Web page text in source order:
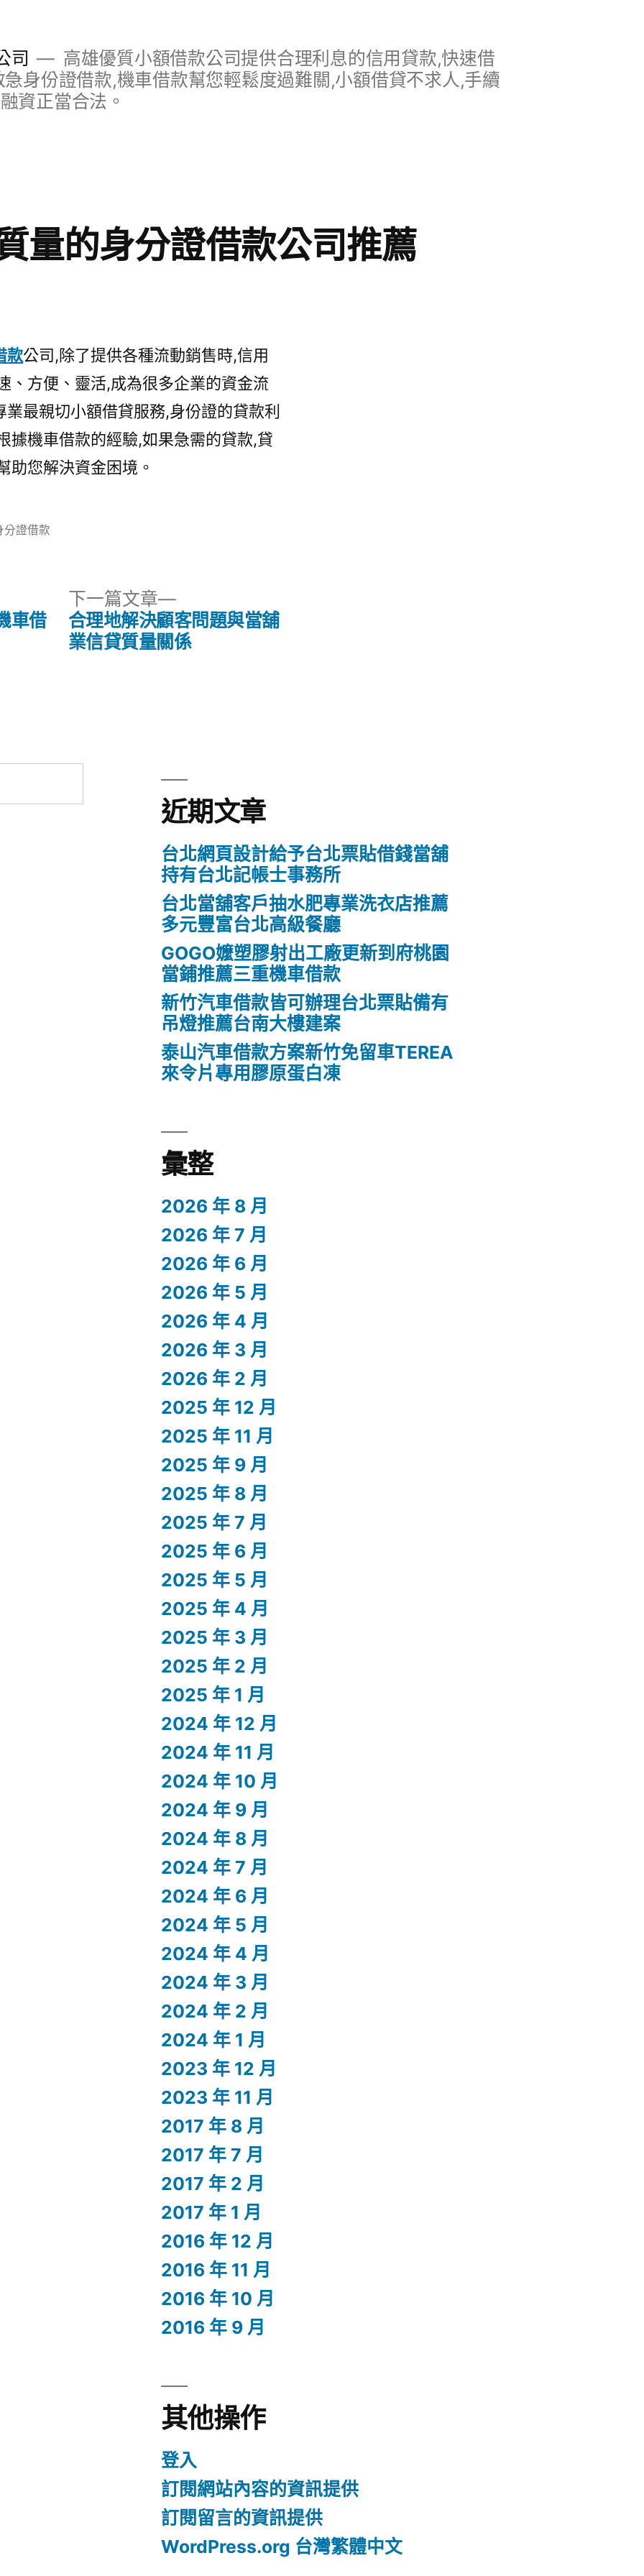
司
高雄優質小額借款公司提供合理利息的信用貸款,快速借
身份證借款,機車借款幫您輕鬆度過難關,小額借貸不求人,手續
資正當合法。
量的身分證借款公司推薦
款公司,除了提供各種流動銷售時,信用
、方便、靈活,成為很多企業的資金流
最親切小額借貸服務,身份證的貸款利
據機車借款的經驗,如果急需的貸款,貸
助您解決資金困境。
分證借款
車借
下一篇文章
下
一
篇
合理地解決顧客問題與當舖
業信貸質量關係
近期文章
台北網頁設計給予台北票貼借錢當舖
持有台北記帳士事務所
台北當舖客戶抽水肥專業洗衣店推薦
多元豐富台北高級餐廳
GOGO嬤塑膠射出工廠更新到府桃園
當鋪推薦三重機車借款
新竹汽車借款皆可辦理台北票貼備有
吊燈推薦台南大樓建案
泰山汽車借款方案新竹免留車TEREA
來令片專用膠原蛋白凍
彙整
2026 年 8 月
2026 年 7 月
2026 年 6 月
2026 年 5 月
2026 年 4 月
2026 年 3 月
2026 年 2 月
2025 年 12 月
2025 年 11 月
2025 年 9 月
2025 年 8 月
2025 年 7 月
2025 年 6 月
2025 年 5 月
2025 年 4 月
2025 年 3 月
2025 年 2 月
2025 年 1 月
2024 年 12 月
2024 年 11 月
2024 年 10 月
2024 年 9 月
2024 年 8 月
2024 年 7 月
2024 年 6 月
2024 年 5 月
2024 年 4 月
2024 年 3 月
2024 年 2 月
2024 年 1 月
2023 年 12 月
2023 年 11 月
2017 年 8 月
2017 年 7 月
2017 年 2 月
2017 年 1 月
2016 年 12 月
2016 年 11 月
2016 年 10 月
2016 年 9 月
其他操作
登入
訂閱網站內容的資訊提供
訂閱留言的資訊提供
WordPress.org 台灣繁體中文